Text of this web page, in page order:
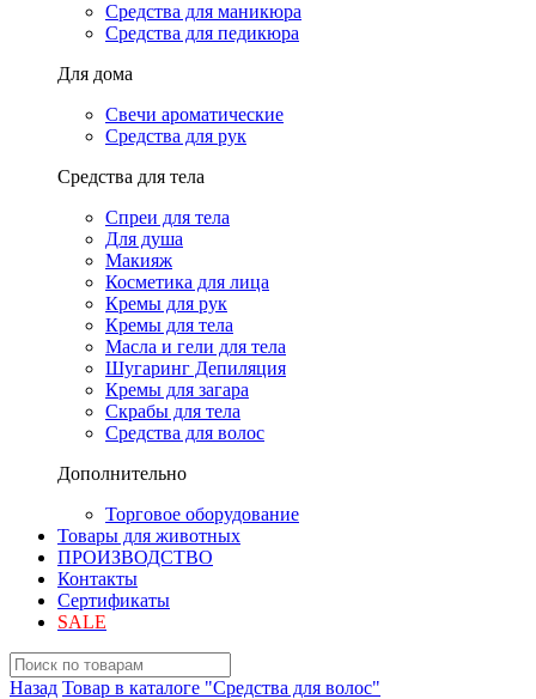
Средства для маникюра
Средства для педикюра
Для дома
Свечи ароматические
Средства для рук
Средства для тела
Спреи для тела
Для душа
Макияж
Косметика для лица
Кремы для рук
Кремы для тела
Масла и гели для тела
Шугаринг Депиляция
Кремы для загара
Скрабы для тела
Средства для волос
Дополнительно
Торговое оборудование
Товары для животных
ПРОИЗВОДСТВО
Контакты
Сертификаты
SALE
Назад Товар в каталоге "Средства для волос"